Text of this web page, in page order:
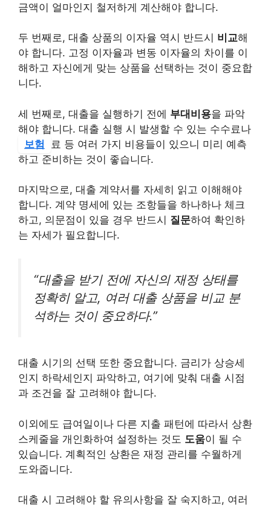
금액이 얼마인지 철저하게 계산해야 합니다.
두 번째로, 대출 상품의 이자율 역시 반드시 비교해
야 합니다. 고정 이자율과 변동 이자율의 차이를 이
해하고 자신에게 맞는 상품을 선택하는 것이 중요합
니다.
세 번째로, 대출을 실행하기 전에 부대비용을 파악
해야 합니다. 대출 실행 시 발생할 수 있는 수수료나
보험
료 등 여러 가지 비용들이 있으니 미리 예측
하고 준비하는 것이 좋습니다.
마지막으로, 대출 계약서를 자세히 읽고 이해해야
합니다. 계약 명세에 있는 조항들을 하나하나 체크
하고, 의문점이 있을 경우 반드시 질문하여 확인하
는 자세가 필요합니다.
“대출을 받기 전에 자신의 재정 상태를
정확히 알고, 여러 대출 상품을 비교 분
석하는 것이 중요하다.”
대출 시기의 선택 또한 중요합니다. 금리가 상승세
인지 하락세인지 파악하고, 여기에 맞춰 대출 시점
과 조건을 잘 고려해야 합니다.
이외에도 급여일이나 다른 지출 패턴에 따라서 상환
스케줄을 개인화하여 설정하는 것도 도움이 될 수
있습니다. 계획적인 상환은 재정 관리를 수월하게
도와줍니다.
대출 시 고려해야 할 유의사항을 잘 숙지하고, 여러